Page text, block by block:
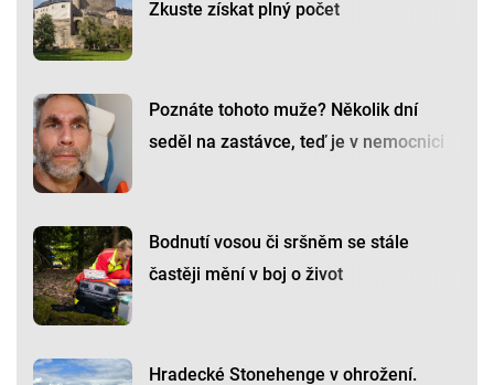
Zkuste získat plný počet
Poznáte tohoto muže? Několik dní
seděl na zastávce, teď je v nemocnici
Bodnutí vosou či sršněm se stále
častěji mění v boj o život
Hradecké Stonehenge v ohrožení.